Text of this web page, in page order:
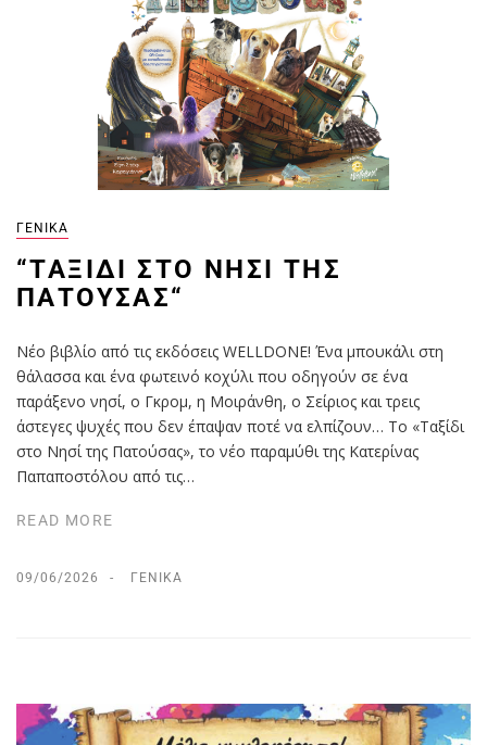
ΓΕΝΙΚΆ
“ΤΑΞΊΔΙ ΣΤΟ ΝΗΣΊ ΤΗΣ
ΠΑΤΟΎΣΑΣ“
Νέο βιβλίο από τις εκδόσεις WELLDONE! Ένα μπουκάλι στη
θάλασσα και ένα φωτεινό κοχύλι που οδηγούν σε ένα
παράξενο νησί, ο Γκρομ, η Μοιράνθη, ο Σείριος και τρεις
άστεγες ψυχές που δεν έπαψαν ποτέ να ελπίζουν… Το «Ταξίδι
στο Νησί της Πατούσας», το νέο παραμύθι της Κατερίνας
Παπαποστόλου από τις…
READ MORE
09/06/2026 ΓΕΝΙΚΆ